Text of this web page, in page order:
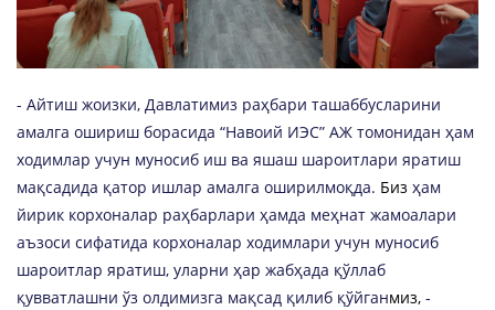
- Айтиш жоизки, Давлатимиз раҳбари ташаббусларини
амалга ошириш борасида “Навоий ИЭС” АЖ томонидан ҳам
ходимлар учун муносиб иш ва яшаш шароитлари яратиш
мақсадида қатор ишлар амалга оширилмоқда. Биз ҳам
йирик корхоналар раҳбарлари ҳамда меҳнат жамоалари
аъзоси сифатида корхоналар ходимлари учун муносиб
шароитлар яратиш, уларни ҳар жабҳада қўллаб
қувватлашни ўз олдимизга мақсад қилиб қўйганмиз, -